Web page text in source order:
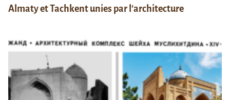
Almaty et Tachkent unies par l’architecture